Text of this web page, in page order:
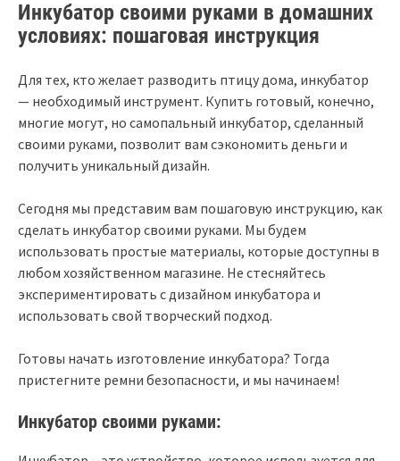
Инкубатор своими руками в домашних
условиях: пошаговая инструкция
Для тех, кто желает разводить птицу дома, инкубатор
— необходимый инструмент. Купить готовый, конечно,
многие могут, но самопальный инкубатор, сделанный
своими руками, позволит вам сэкономить деньги и
получить уникальный дизайн.
Сегодня мы представим вам пошаговую инструкцию, как
сделать инкубатор своими руками. Мы будем
использовать простые материалы, которые доступны в
любом хозяйственном магазине. Не стесняйтесь
экспериментировать с дизайном инкубатора и
использовать свой творческий подход.
Готовы начать изготовление инкубатора? Тогда
пристегните ремни безопасности, и мы начинаем!
Инкубатор своими руками: